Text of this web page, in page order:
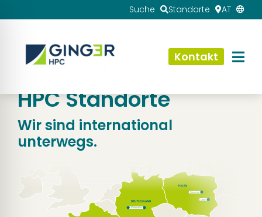
Suche Standorte AT
Kontakt
HPC Standorte
Wir sind international
unterwegs.